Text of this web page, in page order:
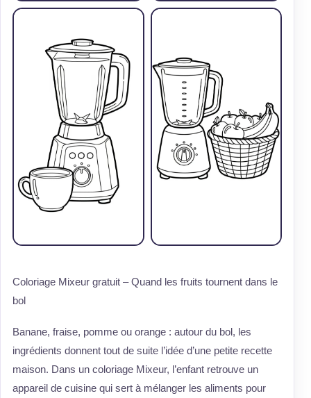
Coloriage Mixeur gratuit – Quand les fruits tournent dans le
bol
Banane, fraise, pomme ou orange : autour du bol, les
ingrédients donnent tout de suite l’idée d’une petite recette
maison. Dans un coloriage Mixeur, l’enfant retrouve un
appareil de cuisine qui sert à mélanger les aliments pour